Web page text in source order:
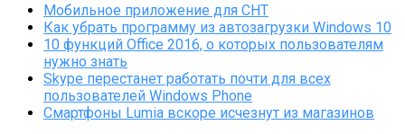
Мобильное приложение для СНТ
Как убрать программу из автозагрузки Windows 10
10 функций Office 2016, о которых пользователям
нужно знать
Skype перестанет работать почти для всех
пользователей Windows Phone
Смартфоны Lumia вскоре исчезнут из магазинов